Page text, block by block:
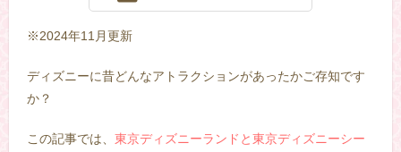
※2024年11月更新
ディズニーに昔どんなアトラクションがあったかご存知です
か？
この記事では、 東京ディズニーランドと東京ディズニーシー